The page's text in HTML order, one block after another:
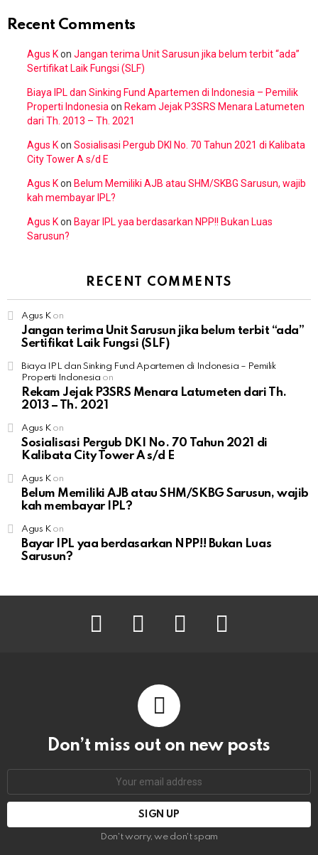
Recent Comments
Agus Kon Jangan terima Unit Sarusun jika belum terbit “ada”
Sertifikat Laik Fungsi (SLF)
Biaya IPL dan Sinking Fund Apartemen di Indonesia – Pemilik
Properti Indonesia on Rekam Jejak P3SRS Menara Latumeten
dari Th. 2013 – Th. 2021
Agus Kon Sosialisasi Pergub DKI No. 70 Tahun 2021 di Kalibata
City Tower A s/d E
Agus Kon Belum Memiliki AJB atau SHM/SKBG Sarusun, wajib
kah membayar IPL?
Agus Kon Bayar IPL yaa berdasarkan NPP!! Bukan Luas
Sarusun?
RECENT COMMENTS
Agus Kon
Jangan terima Unit Sarusun jika belum terbit “ada”
Sertifikat Laik Fungsi (SLF)
Biaya IPL dan Sinking Fund Apartemen di Indonesia – Pemilik
Properti Indonesia on
Rekam Jejak P3SRS Menara Latumeten dari Th.
2013 – Th. 2021
Agus Kon
Sosialisasi Pergub DKI No. 70 Tahun 2021 di
Kalibata City Tower A s/d E
Agus Kon
Belum Memiliki AJB atau SHM/SKBG Sarusun, wajib
kah membayar IPL?
Agus Kon
Bayar IPL yaa berdasarkan NPP!! Bukan Luas
Sarusun?
facebook instagram
Don’t miss out on new posts
Don't worry, we don't spam